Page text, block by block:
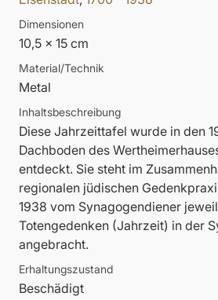
Dimensionen
10,5 x 15 cm
Material/Technik
Metal
Inhaltsbeschreibung
Diese Jahrzeittafel wurde in den
Dachboden des
entdeckt. Sie steht im
regionalen jüdischen
1938 vom Synagogendiener
Totengedenken (Jahrzeit) in der
angebracht.
Erhaltungszustand
Beschädigt